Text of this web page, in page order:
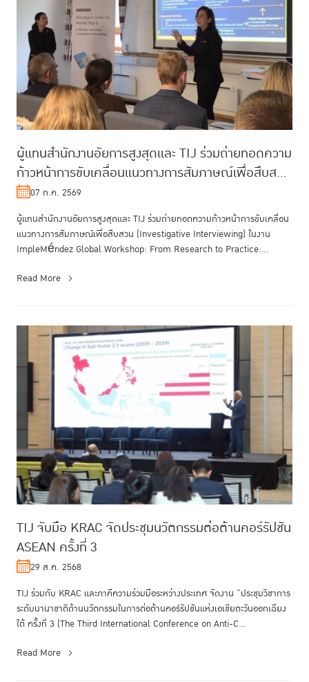
ผู้แทนสำนักงานอัยการสูงสุดและ TIJ ร่วมถ่ายทอดความ
ก้าวหน้าการขับเคลื่อนแนวทางการสัมภาษณ์เพื่อสืบสวน
(Investigative Interv...
07 ก.ค. 2569
ผู้แทนสำนักงานอัยการสูงสุดและ TIJ ร่วมถ่ายทอดความก้าวหน้าการขับเคลื่อน
แนวทางการสัมภาษณ์เพื่อสืบสวน (Investigative Interviewing) ในงาน
ImpleMéndez Global Workshop: From Research to Practice:
Read More
TIJ จับมือ KRAC จัดประชุมนวัตกรรมต่อต้านคอร์รัปชัน
ASEAN ครั้งที่ 3
29 ส.ค. 2568
TIJ ร่วมกับ KRAC และภาคีความร่วมมือระหว่างประเทศ จัดงาน “ประชุมวิชาการ
ระดับนานาชาติด้านนวัตกรรมในการต่อต้านคอร์รัปชันแห่งเอเชียตะวันออกเฉียง
ใต้ ครั้งที่ 3 (The Third International Conference on Anti-C...
Read More